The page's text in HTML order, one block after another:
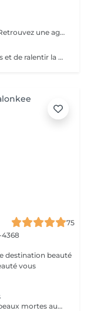
Linea relax Legs – Le rituel jambes légères Retrouvez une agréable sensation de légèreté grâce à notre soin Linea Legs. Ce rituel associe l'application de bandages imprégnés d'actifs rafraîchissants à une séance de pressothérapie. Cette combinaison favorise la circulation, stimule le drainage et aide à diminuer la sensation de jambes lourdes. Idéal en période de chaleur, après une journée debout ou en complément d'une cure minceur, Linea Legs procure un effet fraîcheur immédiat, réduit les sensations de fatigue et laisse vos jambes plus légères, reposées et confortables.
Soin permettant de traiter les poils incarnés et de ralentir la pousse du poils. Nous procédons à un gommage, suivi de votre épilations habituelle, extractions des poils incarnés, masque et crème fin de soin.
75
4368
destination beauté
vous
Ce soin Nettoyant Purifiant va enlever les peaux mortes aux niveau du dos, éliminer les impuretés, détendre les muscles avec un modelage relaxant et pour finir bien purifier les pores de la peau avec un masque "Boue" .